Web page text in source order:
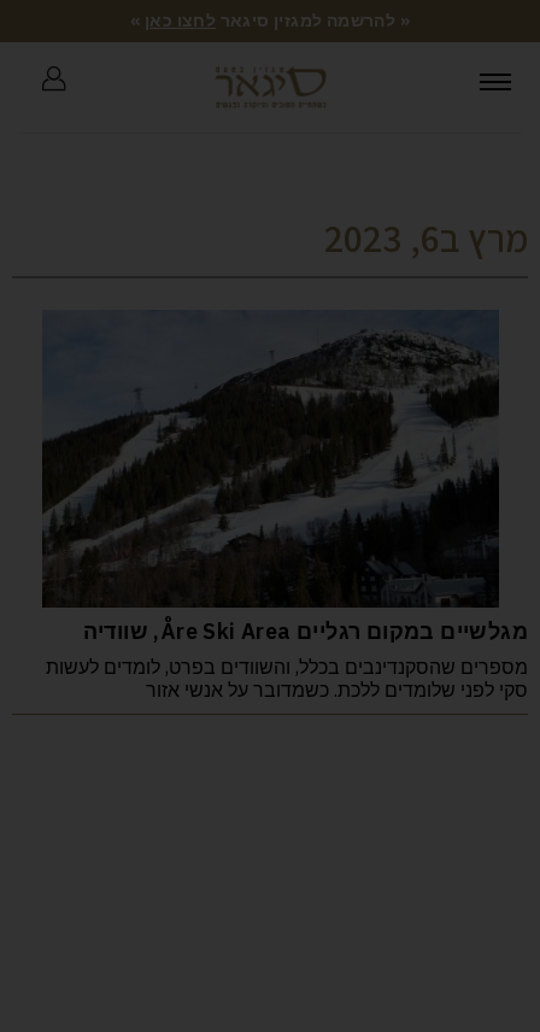
« להרשמה למגזין סיגאר לחצו כאן »
מרץ ב6, 2023
מגלשיים במקום רגליים Åre Ski Area, שוודיה
מספרים שהסקנדינבים בכלל, והשוודים בפרט, לומדים לעשות
סקי לפני שלומדים ללכת. כשמדובר על אנשי אזור